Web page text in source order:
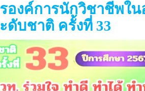
องค์การนักวิชาชีพใ
ดับชาติ ครั้งที่ 33